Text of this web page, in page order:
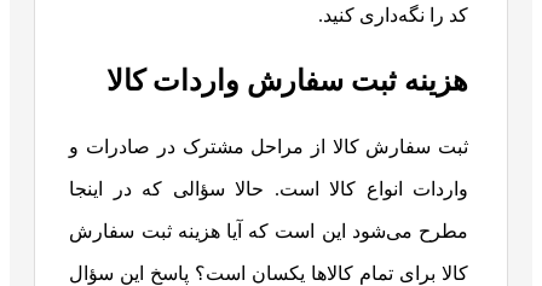
کد را نگه‌داری کنید.
هزینه ثبت سفارش واردات کالا
ثبت سفارش کالا از مراحل مشترک در صادرات و
واردات انواع کالا است. حالا سؤالی که در اینجا
مطرح می‌شود این است که آیا هزینه ثبت سفارش
کالا برای تمام کالا‌ها یکسان است؟ پاسخ این سؤال